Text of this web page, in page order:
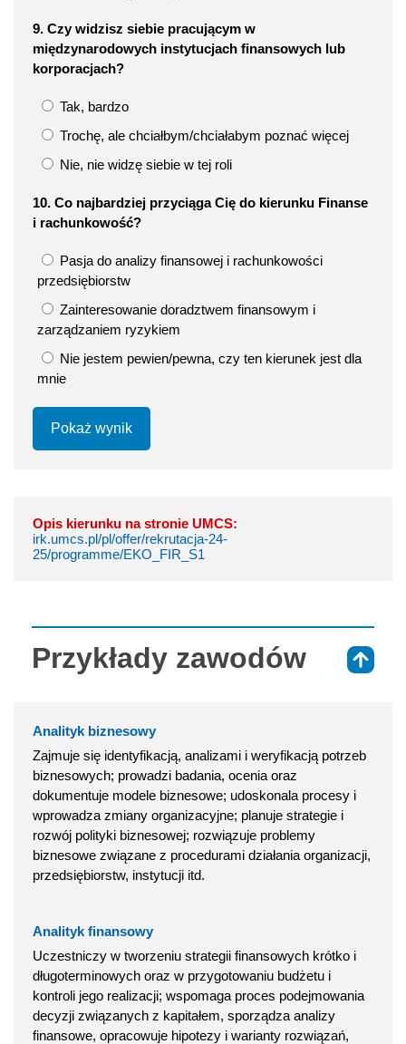
9. Czy widzisz siebie pracującym w
międzynarodowych instytucjach finansowych lub
korporacjach?
Tak, bardzo
Trochę, ale chciałbym/chciałabym poznać więcej
Nie, nie widzę siebie w tej roli
10. Co najbardziej przyciąga Cię do kierunku Finanse
i rachunkowość?
Pasja do analizy finansowej i rachunkowości
przedsiębiorstw
Zainteresowanie doradztwem finansowym i
zarządzaniem ryzykiem
Nie jestem pewien/pewna, czy ten kierunek jest dla
mnie
Pokaż wynik
Opis kierunku na stronie UMCS:
irk.umcs.pl/pl/offer/rekrutacja-24-
25/programme/EKO_FIR_S1
Przykłady zawodów
Analityk biznesowy
Zajmuje się identyfikacją, analizami i weryfikacją potrzeb
biznesowych; prowadzi badania, ocenia oraz
dokumentuje modele biznesowe; udoskonala procesy i
wprowadza zmiany organizacyjne; planuje strategie i
rozwój polityki biznesowej; rozwiązuje problemy
biznesowe związane z procedurami działania organizacji,
przedsiębiorstw, instytucji itd.
Analityk finansowy
Uczestniczy w tworzeniu strategii finansowych krótko i
długoterminowych oraz w przygotowaniu budżetu i
kontroli jego realizacji; wspomaga proces podejmowania
decyzji związanych z kapitałem, sporządza analizy
finansowe, opracowuje hipotezy i warianty rozwiązań,